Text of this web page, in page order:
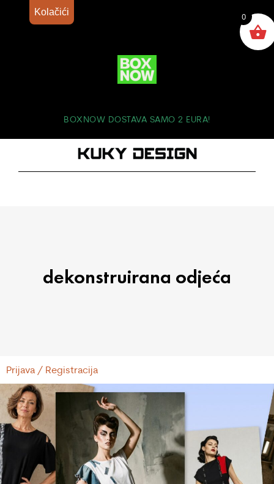
BOXNOW DOSTAVA SAMO 2 EURA!
dekonstruirana odjeća
Prijava / Registracija
0
Kolačići